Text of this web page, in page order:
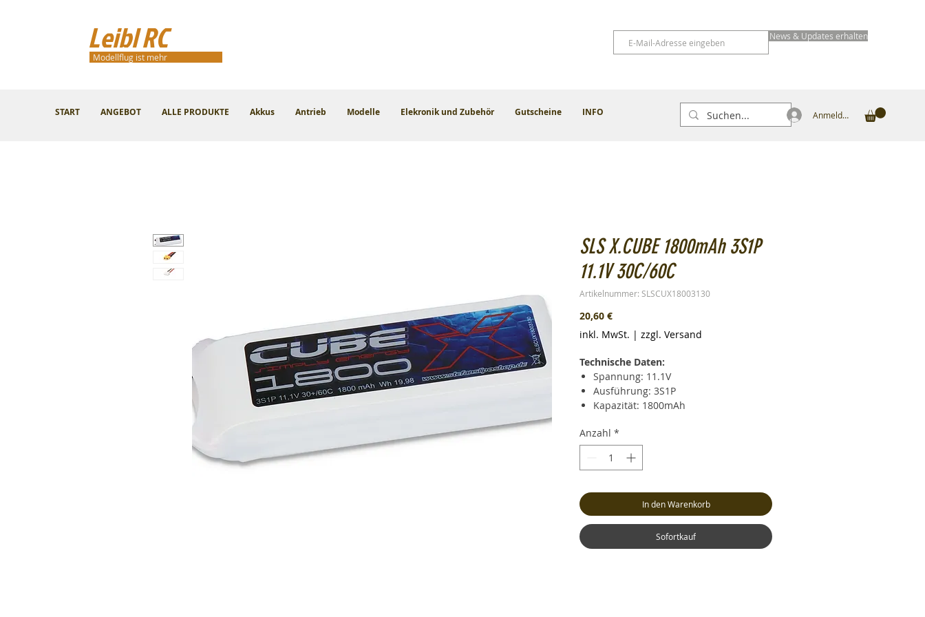
Leibl RC
START ANGEBOT ALLE PRODUKTE Akkus Antrieb Modelle Elekronik und Zubehör Gutscheine INFO
Modellflug ist mehr
News & Updates erhalten
Anmelden
SLS X.CUBE 1800mAh 3S1P
11.1V 30C/60C
Artikelnummer: SLSCUX18003130
20,60 €Preis
inkl. MwSt. | zzgl. Versand
Technische Daten:
Spannung: 11.1V
Ausführung: 3S1P
Kapazität: 1800mAh
Kurzzeitiger Entladestrom: max. 60C
(108.0A)
Ladestrom: max. 4C (7.2A)
und Stecker)
Maße: ca. LxBxH 105x34x18mm
Stecksystem: XT60 (Buchse)
Kabel: Hochstrom Silikonkabel AWG14
Anzahl *
In den Warenkorb
Sofortkauf